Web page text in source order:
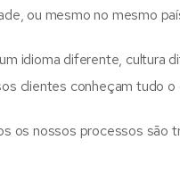
ou mesmo no mesmo
idioma diferente, cultura
clientes conheçam tudo
os nossos processos são